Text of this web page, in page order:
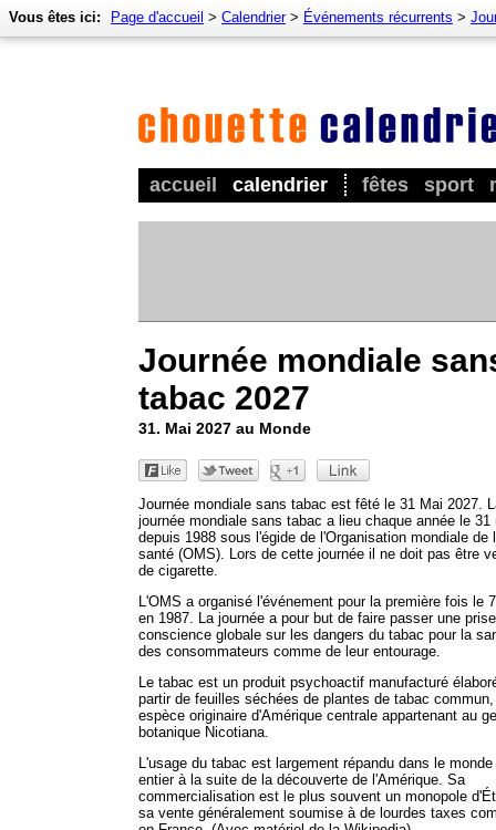
accueil calendrier fêtes sport
Vous êtes ici: Page d'accueil > Calendrier> Événements récurrents >
Journée mondiale
tabac 2027
31. Mai 2027 au Monde
Journée mondiale sans tabac est fêté le 31 Mai 2027.
journée mondiale sans tabac a lieu chaque année le 31
depuis 1988 sous l'égide de l'Organisation mondiale de
santé (OMS). Lors de cette journée il ne doit pas être
de cigarette.
L'OMS a organisé l'événement pour la première fois le
en 1987. La journée a pour but de faire passer une
conscience globale sur les dangers du tabac pour la
des consommateurs comme de leur entourage.
Le tabac est un produit psychoactif manufacturé
partir de feuilles séchées de plantes de tabac
espèce originaire d'Amérique centrale appartenant au
botanique Nicotiana.
L'usage du tabac est largement répandu dans le monde
entier à la suite de la découverte de l'Amérique. Sa
commercialisation est le plus souvent un monopole
sa vente généralement soumise à de lourdes taxes